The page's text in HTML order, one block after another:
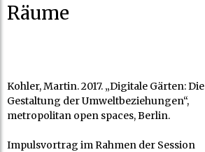
Räume
Kohler, Martin. 2017. „Digitale Gärten: Die
Gestaltung der Umweltbeziehungen“,
metropolitan open spaces, Berlin.
Impulsvortrag im Rahmen der Session